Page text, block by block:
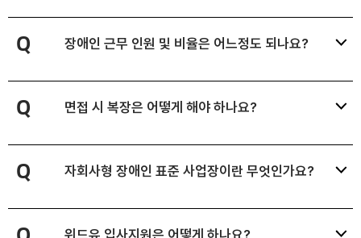
Q 장애인 근무 인원 및 비율은 어느정도 되나요?
Q 면접 시 복장은 어떻게 해야 하나요?
Q 자회사형 장애인 표준 사업장이란 무엇인가요?
위드유 입사지원은 어떻게 하나요?